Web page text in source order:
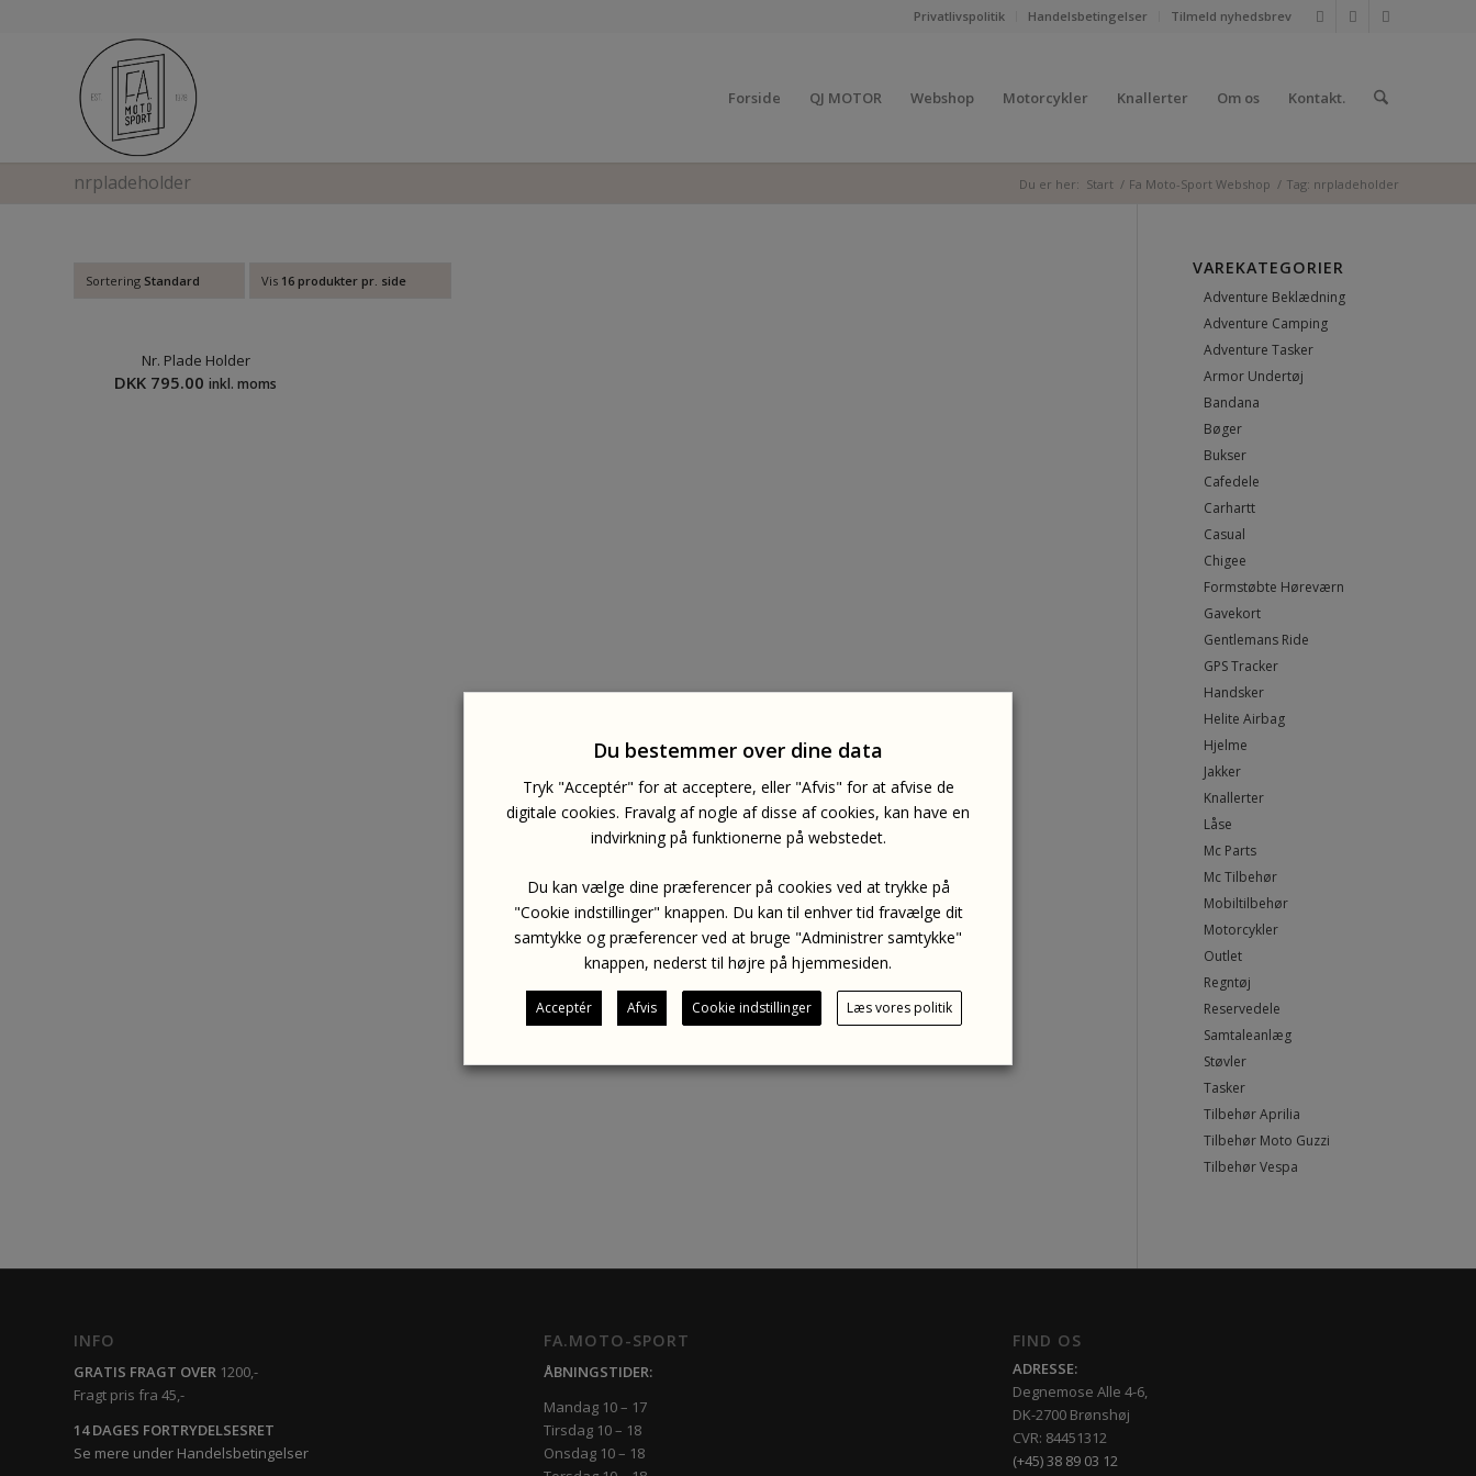
Privatlivspolitik Handelsbetingelser Tilmeld nyhedsbrev
Forside QJ MOTOR Webshop Motorcykler Knallerter Om os Kontakt.
nrpladeholder Du er her: Start / Fa Moto-Sport Webshop / Tag: nrpladeholder
Sortering Standard Vis 16 produkter pr. side
Nr. Plade Holder
DKK 795.00 inkl. moms
VAREKATEGORIER
Adventure Beklædning
Adventure Camping
Adventure Tasker
Armor Undertøj
Bandana
Bøger
Bukser
Cafedele
Carhartt
Casual
Chigee
Formstøbte Høreværn
Gavekort
Gentlemans Ride
GPS Tracker
Handsker
Helite Airbag
Hjelme
Jakker
Knallerter
Låse
Mc Parts
Mc Tilbehør
Mobiltilbehør
Motorcykler
Outlet
Regntøj
Reservedele
Samtaleanlæg
Støvler
Tasker
Tilbehør Aprilia
Tilbehør Moto Guzzi
Tilbehør Vespa
INFO
GRATIS FRAGT OVER 1200,-
Fragt pris fra 45,-
14 DAGES FORTRYDELSESRET
Se mere under Handelsbetingelser
FA.MOTO-SPORT
ÅBNINGSTIDER:
Mandag 10 – 17
Tirsdag 10 – 18
Onsdag 10 – 18
FIND OS
ADRESSE:
Degnemose Alle 4-6,
DK-2700 Brønshøj
CVR: 84451312
(+45) 38 89 03 12
Du bestemmer over dine data
Tryk "Acceptér" for at acceptere, eller "Afvis" for at afvise de
digitale cookies. Fravalg af nogle af disse af cookies, kan have en
indvirkning på funktionerne på webstedet.
Du kan vælge dine præferencer på cookies ved at trykke på
"Cookie indstillinger" knappen. Du kan til enhver tid fravælge dit
samtykke og præferencer ved at bruge "Administrer samtykke"
knappen, nederst til højre på hjemmesiden.
Acceptér Afvis Cookie indstillinger Læs vores politik